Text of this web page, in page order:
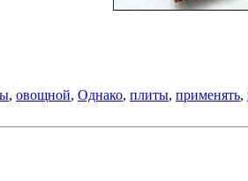
, овощной, Однако, плиты, применять,